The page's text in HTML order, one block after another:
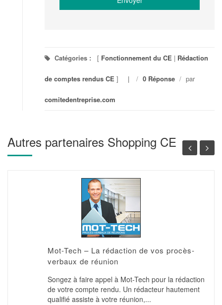
Catégories : [ Fonctionnement du CE | Rédaction
de comptes rendus CE ] / 0 Réponse / par
comitedentreprise.com
Autres partenaires Shopping CE
Mot-Tech – La rédaction de vos procès-
verbaux de réunion
Songez à faire appel à Mot-Tech pour la rédaction
de votre compte rendu. Un rédacteur hautement
qualifié assiste à votre réunion,...